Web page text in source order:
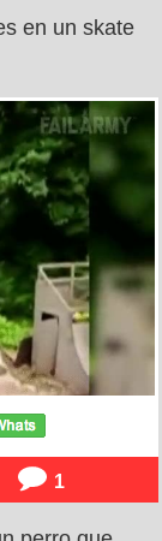
en un skate
1